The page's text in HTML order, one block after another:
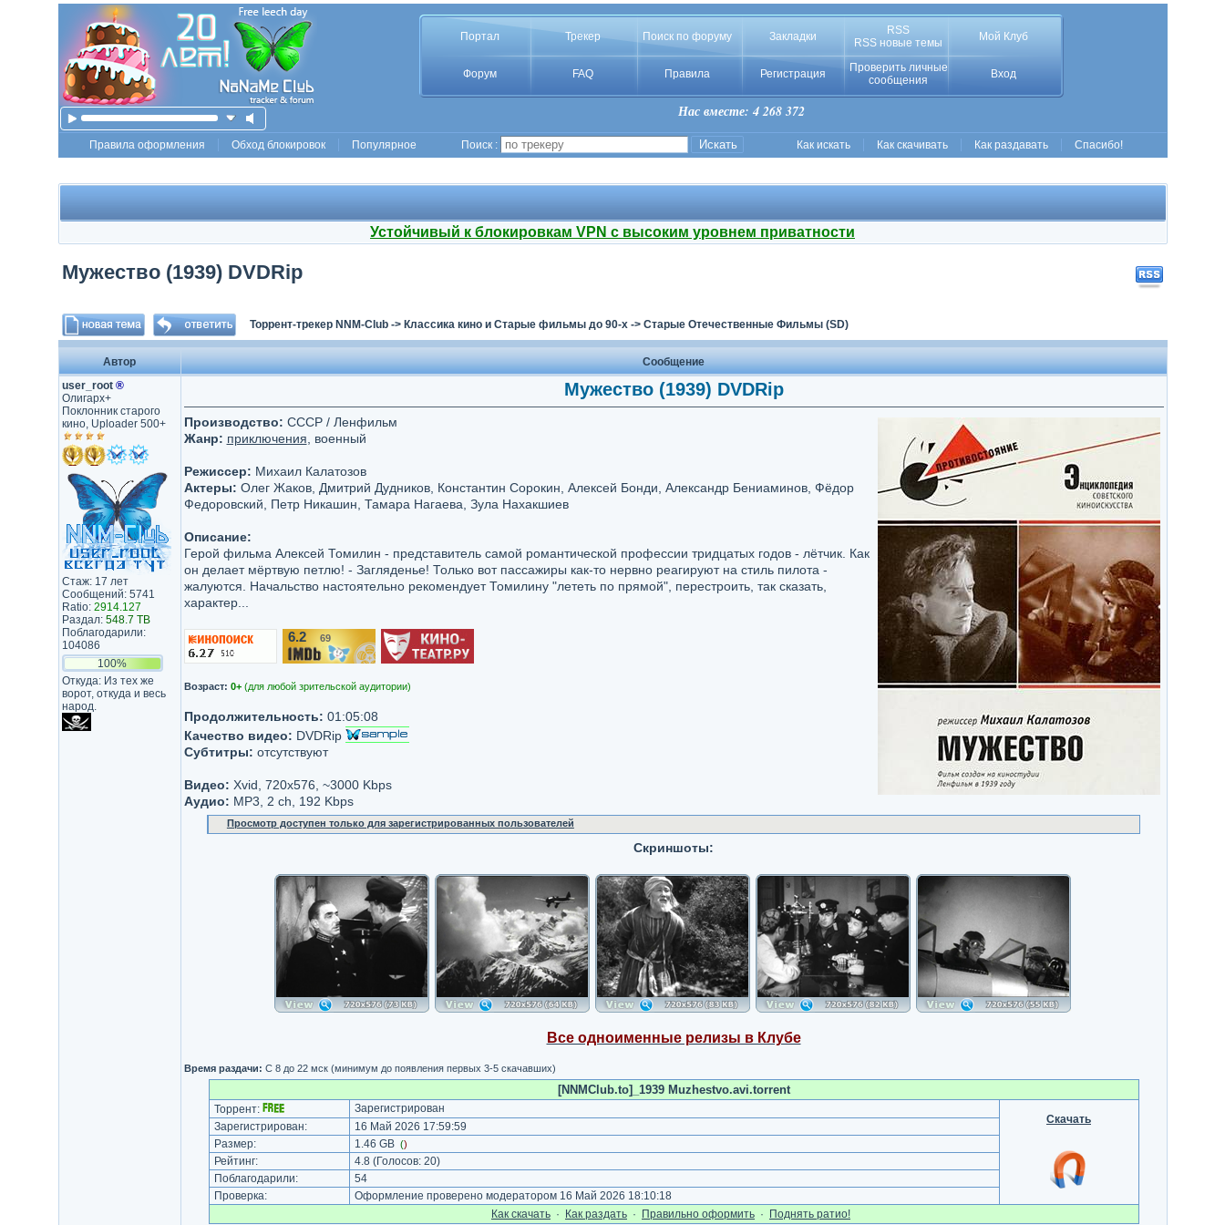
Портал Трекер Поиск по форуму Закладки
RSS
RSS новые темы
Мой Клуб
Форум FAQ Правила Регистрация
Проверить личные
сообщения
Вход
Нас вместе: 4 268 372
Правила оформления Обход блокировок Популярное Поиск : Как искать Как скачивать Как раздавать Спасибо!
Устойчивый к блокировкам VPN с высоким уровнем приватности
Мужество (1939) DVDRip
Торрент-трекер NNM-Club-> Классика кино и Старые фильмы до 90-х-> Старые Отечественные Фильмы (SD)
Автор
Сообщение
user_root ®
Олигарх+
Поклонник старого
кино, Uploader 500+
Стаж: 17 лет
Сообщений: 5741
Ratio: 2914.127
Раздал: 548.7 TB
Поблагодарили:
104086
100%
Откуда: Из тех же
ворот, откуда и весь
народ.
Мужество (1939) DVDRip
Производство: СССР / Ленфильм
Жанр: приключения , военный
Режиссер: Михаил Калатозов
Актеры: Олег Жаков, Дмитрий Дудников, Константин Сорокин, Алексей Бонди, Александр Бениаминов, Фёдор
Федоровский, Петр Никашин, Тамара Нагаева, Зула Нахакшиев
Описание:
Герой фильма Алексей Томилин - представитель самой романтической профессии тридцатых годов - лётчик. Как
он делает мёртвую петлю! - Загляденье! Только вот пассажиры как-то нервно реагируют на стиль пилота -
жалуются. Начальство настоятельно рекомендует Томилину "лететь по прямой", перестроить, так сказать,
характер...
6.2/10 69
Возраст: 0+(для любой зрительской аудитории)
Продолжительность: 01:05:08
Качество видео: DVDRip
Субтитры: отсутствуют
Видео: Xvid, 720x576, ~3000 Kbps
Аудио: MP3, 2 ch, 192 Kbps
Просмотр доступен только для зарегистрированных пользователей
Скриншоты:
Все одноименные релизы в Клубе
Время раздачи: С 8 до 22 мск (минимум до появления первых 3-5 скачавших)
[NNMClub.to]_1939 Muzhestvo.avi.torrent
Торрент:
Зарегистрирован
Скачать
Зарегистрирован:
16 Май 2026 17:59:59
Размер:
1.46 GB ()
Рейтинг: 4.8 (Голосов: 20)
Поблагодарили:
54
Проверка:
Оформление проверено модератором 16 Май 2026 18:10:18
Как cкачать · Как раздать · Правильно оформить · Поднять ратио!